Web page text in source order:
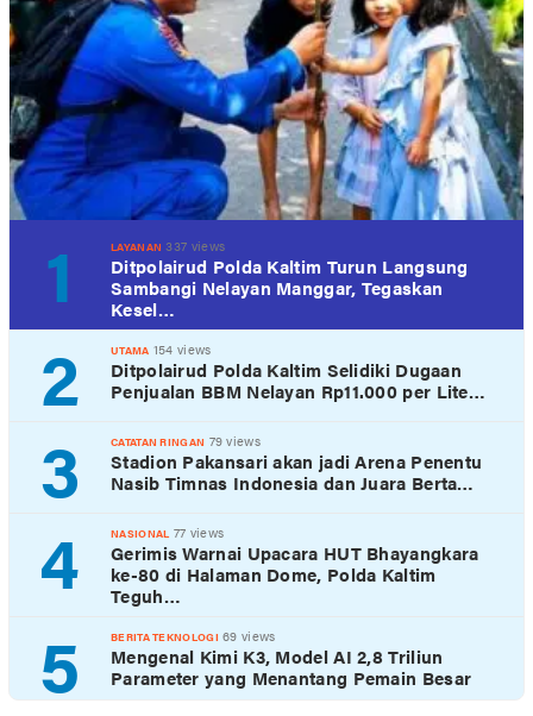
1 LAYANAN 337 views
Ditpolairud Polda Kaltim Turun Langsung
Sambangi Nelayan Manggar, Tegaskan
Kesel…
2 UTAMA 154 views
Ditpolairud Polda Kaltim Selidiki Dugaan
Penjualan BBM Nelayan Rp11.000 per Lite…
3 CATATAN RINGAN 79 views
Stadion Pakansari akan jadi Arena Penentu
Nasib Timnas Indonesia dan Juara Berta…
4 NASIONAL 77 views
Gerimis Warnai Upacara HUT Bhayangkara
ke-80 di Halaman Dome, Polda Kaltim
Teguh…
5 BERITA TEKNOLOGI 69 views
Mengenal Kimi K3, Model AI 2,8 Triliun
Parameter yang Menantang Pemain Besar